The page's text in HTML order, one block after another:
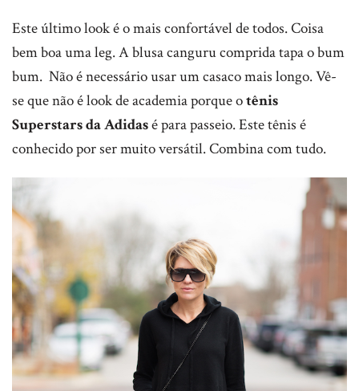
Este último look é o mais confortável de todos. Coisa
bem boa uma leg. A blusa canguru comprida tapa o bum
bum. Não é necessário usar um casaco mais longo. Vê-
se que não é look de academia porque otênis
Superstars da Adidasé para passeio. Este tênis é
conhecido por ser muito versátil. Combina com tudo.